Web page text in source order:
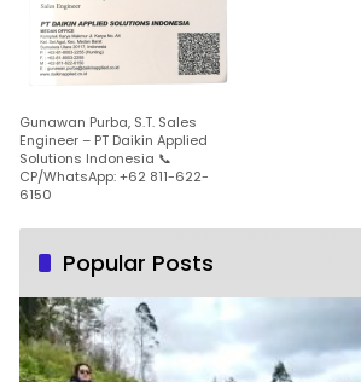
Gunawan Purba, S.T. Sales
Engineer – PT Daikin Applied
Solutions Indonesia 📞
CP/WhatsApp: +62 811-622-
6150
Popular Posts